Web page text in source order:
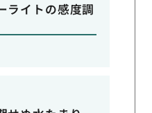
ライトの感度調